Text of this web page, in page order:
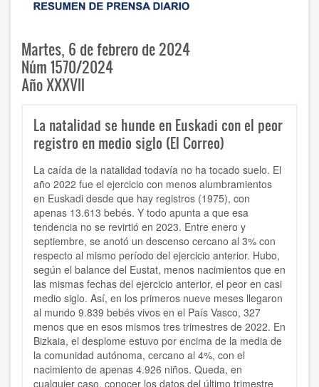
Martes, 6 de febrero de 2024
Núm 1570/2024
Año XXXVII
La natalidad se hunde en Euskadi con el peor
registro en medio siglo (El Correo)
La caída de la natalidad todavía no ha tocado suelo. El
año 2022 fue el ejercicio con menos alumbramientos
en Euskadi desde que hay registros (1975), con
apenas 13.613 bebés. Y todo apunta a que esa
tendencia no se revirtió en 2023. Entre enero y
septiembre, se anotó un descenso cercano al 3% con
respecto al mismo período del ejercicio anterior. Hubo,
según el balance del Eustat, menos nacimientos que en
las mismas fechas del ejercicio anterior, el peor en casi
medio siglo. Así, en los primeros nueve meses llegaron
al mundo 9.839 bebés vivos en el País Vasco, 327
menos que en esos mismos tres trimestres de 2022. En
Bizkaia, el desplome estuvo por encima de la media de
la comunidad autónoma, cercano al 4%, con el
nacimiento de apenas 4.926 niños. Queda, en
cualquier caso, conocer los datos del último trimestre